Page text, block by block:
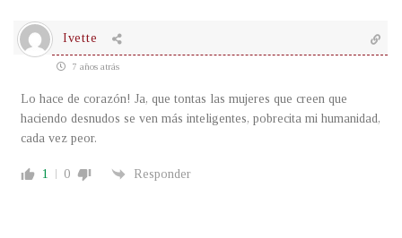
Ivette
7 años atrás
Lo hace de corazón! Ja, que tontas las mujeres que creen que
haciendo desnudos se ven más inteligentes, pobrecita mi humanidad,
cada vez peor.
1 0 Responder